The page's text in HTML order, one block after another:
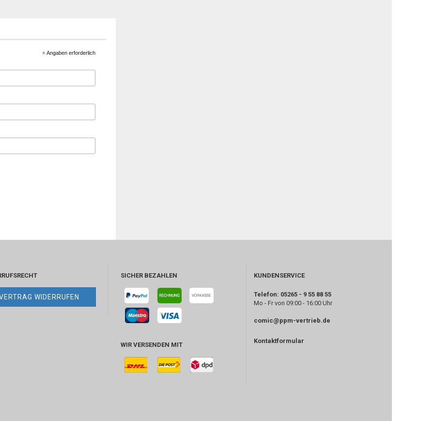
*Angaben erforderlich
WIDERRUFEN
SICHER BEZAHLEN
WIR VERSENDEN MIT
KUNDENSERVICE
Telefon: 05265 - 9 55 88 55
Mo - Fr von 09:00 - 16:00 Uhr
comic@ppm-vertrieb.de
Kontaktformular